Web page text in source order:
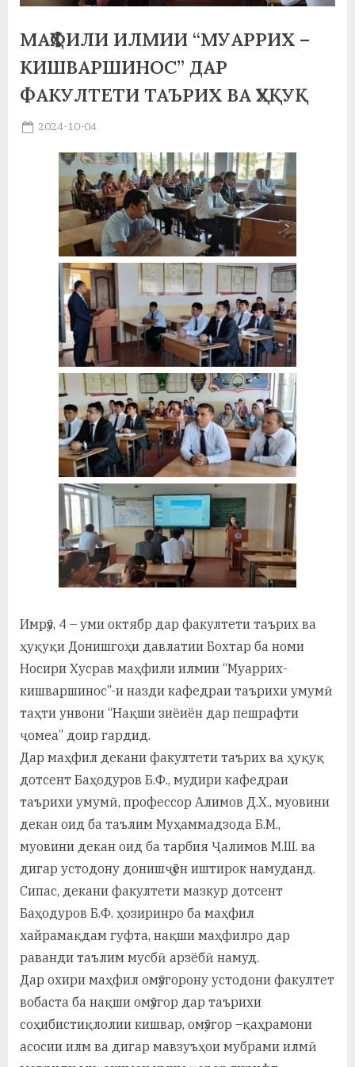
н
м
о
с
и
р
и
Х
у
с
р
а
в
МАҲФИЛИ ИЛМИИ “МУАРРИХ –
КИШВАРШИНОС” ДАР
ФАКУЛТЕТИ ТАЪРИХ ВА ҲУҚУҚ
Posted
2024-10-04
Имрӯз, 4 – уми октябр дар факултети таърих ва
ҳуқуқи Донишгоҳи давлатии Бохтар ба номи
Носири Хусрав маҳфили илмии “Муаррих-
кишваршинос”-и назди кафедраи таърихи умумӣ
таҳти унвони “Нақши зиёиён дар пешрафти
ҷомеа” доир гардид.
Дар маҳфил декани факултети таърих ва ҳуқуқ
дотсент Баҳодуров Б.Ф., мудири кафедраи
таърихи умумӣ, профессор Алимов Д.Х., муовини
декан оид ба таълим Муҳаммадзода Б.М.,
муовини декан оид ба тарбия Ҷалимов М.Ш. ва
дигар устодону донишҷӯён иштирок намуданд.
Сипас, декани факултети мазкур дотсент
Баҳодуров Б.Ф. ҳозиринро ба маҳфил
хайрамақдам гуфта, нақши маҳфилро дар
раванди таълим мусбӣ арзёбӣ намуд.
Дар охири маҳфил омӯзгорону устодони факултет
вобаста ба нақши омӯзгор дар таърихи
соҳибистиқлолии кишвар, омӯзгор –қаҳрамони
асосии илм ва дигар мавзуъҳои мубрами илмӣ